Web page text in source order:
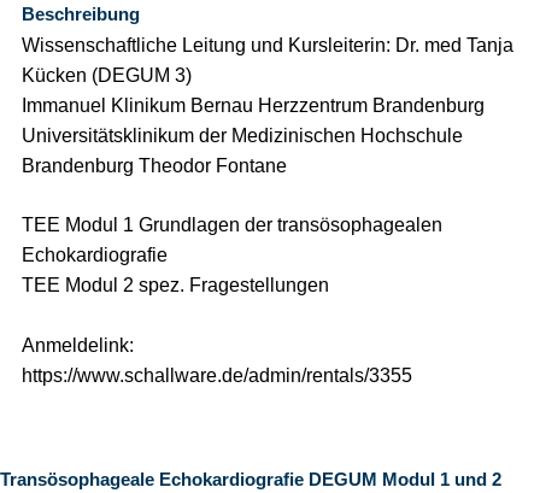
Beschreibung
Wissenschaftliche Leitung und Kursleiterin: Dr. med Tanja
Kücken (DEGUM 3)
Immanuel Klinikum Bernau Herzzentrum Brandenburg
Universitätsklinikum der Medizinischen Hochschule
Brandenburg Theodor Fontane
TEE Modul 1 Grundlagen der transösophagealen
Echokardiografie
TEE Modul 2 spez. Fragestellungen
Anmeldelink:
https://www.schallware.de/admin/rentals/3355
Transösophageale Echokardiografie DEGUM Modul 1 und 2